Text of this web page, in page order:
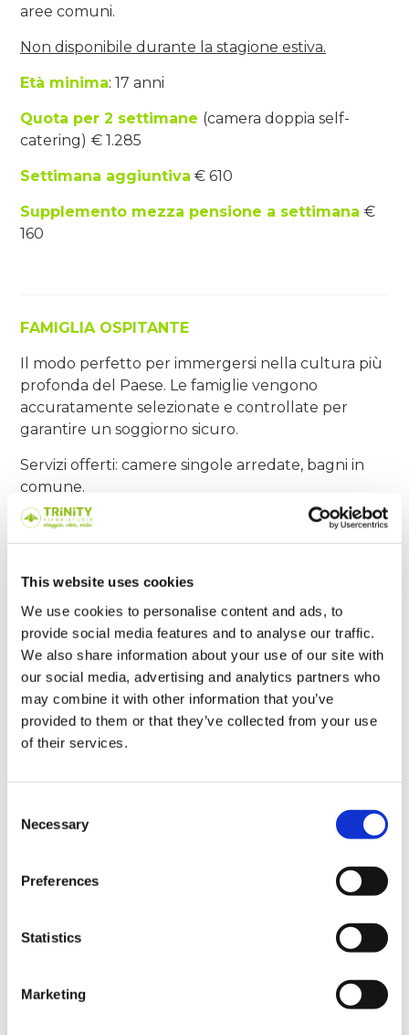
This website uses cookies
We use cookies to personalise content and ads, to
provide social media features and to analyse our traffic.
We also share information about your use of our site with
our social media, advertising and analytics partners who
may combine it with other information that you’ve
provided to them or that they’ve collected from your use
of their services.
Selection
Necessary
Preferences
Statistics
Marketing
aree comuni.
Non disponibile durante la stagione estiva.
Età minima: 17 anni
Quota per 2 settimane (camera doppia self-
catering) € 1.285
Settimana aggiuntiva € 610
Supplemento mezza pensione a settimana €
160
FAMIGLIA OSPITANTE
Il modo perfetto per immergersi nella cultura più
profonda del Paese. Le famiglie vengono
accuratamente selezionate e controllate per
garantire un soggiorno sicuro.
Servizi offerti: camere singole arredate, bagni in
comune.
Vitto: mezza pensione (colazione e cena).
estivo 21 giugno - 15 agosto € 30/settimana)
Settimana aggiuntiva € 470
Check-in: domenica / Check-out: sabato
Nelle date sopra elencate non sono previste lezioni e la